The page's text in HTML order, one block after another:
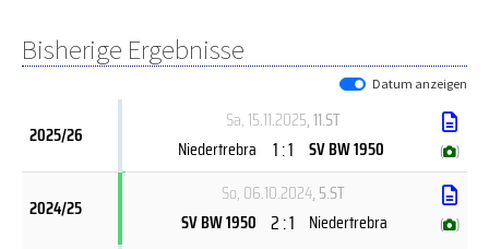
Bisherige Ergebnisse
Datum anzeigen
2025/26
Sa, 15.11.2025, 11.ST
Niedertrebra
1 : 1 SV BW 1950 ( )
2024/25
So, 06.10.2024, 5.ST
SV BW 1950 2 : 1 Niedertrebra ( )